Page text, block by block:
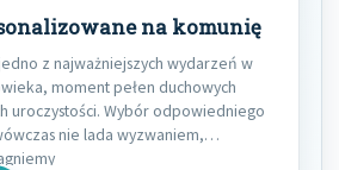
na komunię
z najważniejszych wydarzeń w
moment pełen duchowych
uroczystości. Wybór odpowiedniego
nie lada wyzwaniem,